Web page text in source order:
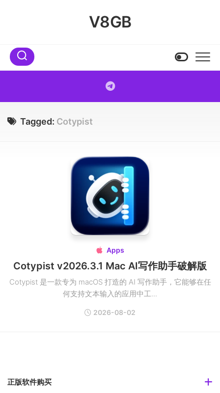
V8GB
Tagged: Cotypist
 Apps
Cotypist v2026.3.1 Mac AI写作助手破解版
Cotypist 是一款专为 macOS 打造的 AI 写作助手，它能够在任
何支持文本输入的应用中工...
2026-08-02
正版软件购买